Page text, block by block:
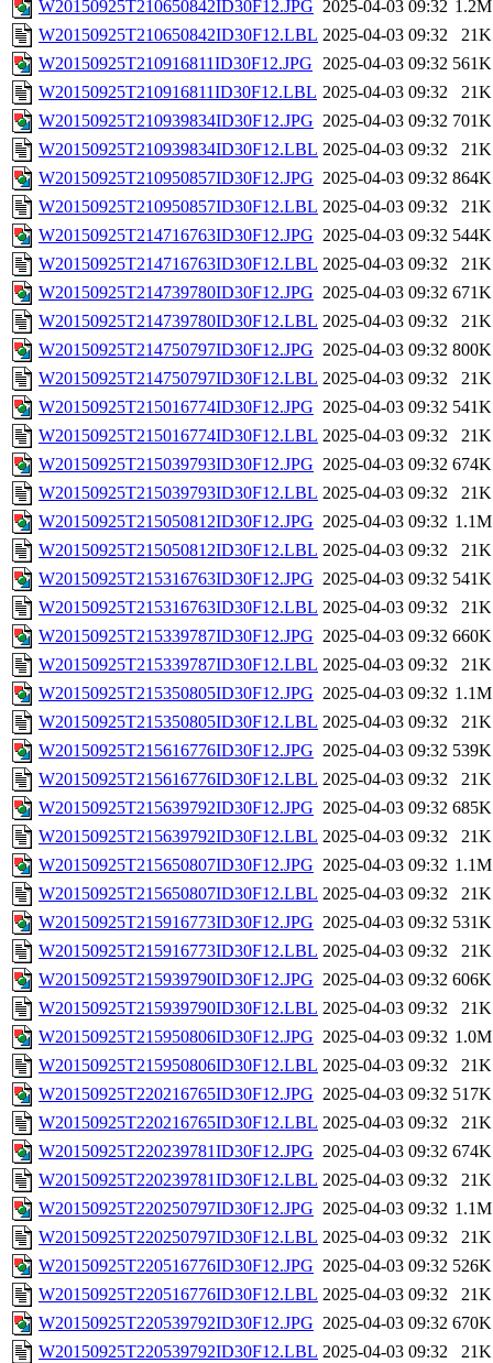
W20150925T210650842ID30F12.JPG 2025-04-03 09:32 1.2M
W20150925T210650842ID30F12.LBL 2025-04-03 09:32
21K
W20150925T210916811ID30F12.JPG 2025-04-03 09:32 561K
W20150925T210916811ID30F12.LBL 2025-04-03 09:32
21K
W20150925T210939834ID30F12.JPG 2025-04-03 09:32 701K
W20150925T210939834ID30F12.LBL 2025-04-03 09:32
21K
W20150925T210950857ID30F12.JPG 2025-04-03 09:32 864K
W20150925T210950857ID30F12.LBL 2025-04-03 09:32
21K
W20150925T214716763ID30F12.JPG 2025-04-03 09:32 544K
W20150925T214716763ID30F12.LBL 2025-04-03 09:32
21K
W20150925T214739780ID30F12.JPG 2025-04-03 09:32 671K
W20150925T214739780ID30F12.LBL 2025-04-03 09:32
21K
W20150925T214750797ID30F12.JPG 2025-04-03 09:32 800K
W20150925T214750797ID30F12.LBL 2025-04-03 09:32
21K
W20150925T215016774ID30F12.JPG 2025-04-03 09:32 541K
W20150925T215016774ID30F12.LBL 2025-04-03 09:32
21K
W20150925T215039793ID30F12.JPG 2025-04-03 09:32 674K
W20150925T215039793ID30F12.LBL 2025-04-03 09:32
21K
W20150925T215050812ID30F12.JPG 2025-04-03 09:32 1.1M
W20150925T215050812ID30F12.LBL 2025-04-03 09:32
21K
W20150925T215316763ID30F12.JPG 2025-04-03 09:32 541K
W20150925T215316763ID30F12.LBL 2025-04-03 09:32
21K
W20150925T215339787ID30F12.JPG 2025-04-03 09:32 660K
W20150925T215339787ID30F12.LBL 2025-04-03 09:32
21K
W20150925T215350805ID30F12.JPG 2025-04-03 09:32 1.1M
W20150925T215350805ID30F12.LBL 2025-04-03 09:32
21K
W20150925T215616776ID30F12.JPG 2025-04-03 09:32 539K
W20150925T215616776ID30F12.LBL 2025-04-03 09:32
21K
W20150925T215639792ID30F12.JPG 2025-04-03 09:32 685K
W20150925T215639792ID30F12.LBL 2025-04-03 09:32
21K
W20150925T215650807ID30F12.JPG 2025-04-03 09:32 1.1M
W20150925T215650807ID30F12.LBL 2025-04-03 09:32
21K
W20150925T215916773ID30F12.JPG 2025-04-03 09:32 531K
W20150925T215916773ID30F12.LBL 2025-04-03 09:32
21K
W20150925T215939790ID30F12.JPG 2025-04-03 09:32 606K
W20150925T215939790ID30F12.LBL 2025-04-03 09:32
21K
W20150925T215950806ID30F12.JPG 2025-04-03 09:32 1.0M
W20150925T215950806ID30F12.LBL 2025-04-03 09:32
21K
W20150925T220216765ID30F12.JPG 2025-04-03 09:32 517K
W20150925T220216765ID30F12.LBL 2025-04-03 09:32
21K
W20150925T220239781ID30F12.JPG 2025-04-03 09:32 674K
W20150925T220239781ID30F12.LBL 2025-04-03 09:32
21K
W20150925T220250797ID30F12.JPG 2025-04-03 09:32 1.1M
W20150925T220250797ID30F12.LBL 2025-04-03 09:32
21K
W20150925T220516776ID30F12.JPG 2025-04-03 09:32 526K
W20150925T220516776ID30F12.LBL 2025-04-03 09:32
21K
W20150925T220539792ID30F12.JPG 2025-04-03 09:32 670K
W20150925T220539792ID30F12.LBL 2025-04-03 09:32
21K